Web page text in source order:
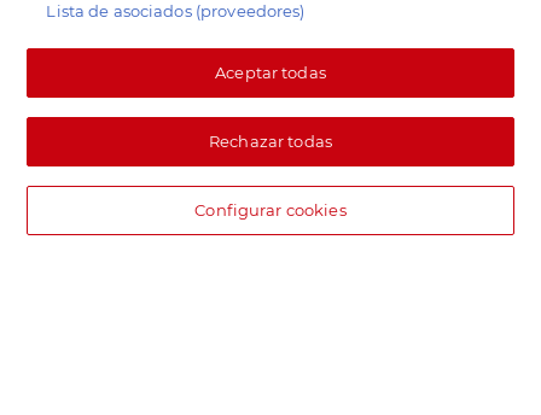
Lista de asociados (proveedores)
Aceptar todas
Rechazar todas
Configurar cookies